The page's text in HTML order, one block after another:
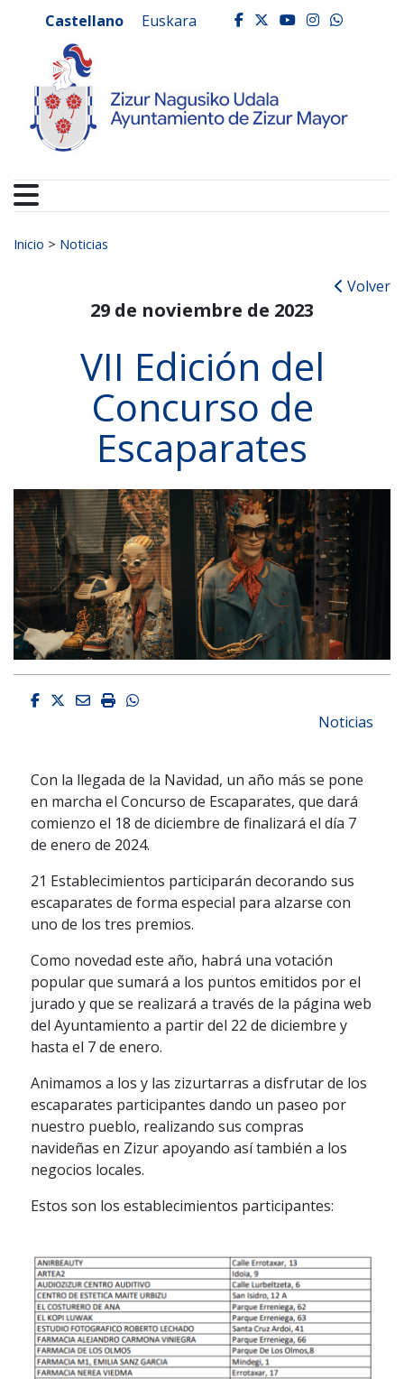
Ayuntamiento de
Castellano Euskara facebook
twitter
youtube
Buscar:
Inicio > Noticias
Volver
29 de noviembre de 2023
VII Edición del
Concurso de
Escaparates
Facebook
Twitter
EmailImprimirWhatsapp
Noticias
Con la llegada de la Navidad, un año más se pone
en marcha el Concurso de Escaparates, que dará
comienzo el 18 de diciembre de finalizará el día 7
de enero de 2024.
21 Establecimientos participarán decorando sus
escaparates de forma especial para alzarse con
uno de los tres premios.
Como novedad este año, habrá una votación
popular que sumará a los puntos emitidos por el
jurado y que se realizará a través de la página web
del Ayuntamiento a partir del 22 de diciembre y
hasta el 7 de enero.
Animamos a los y las zizurtarras a disfrutar de los
escaparates participantes dando un paseo por
nuestro pueblo, realizando sus compras
navideñas en Zizur apoyando así también a los
negocios locales.
Estos son los establecimientos participantes: